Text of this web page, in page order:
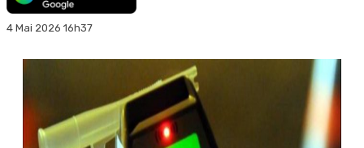
4 Mai 2026 16h37